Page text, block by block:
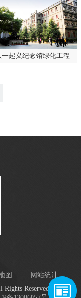
一起义纪念馆绿化工程
图
网站统计
Rights Reserved.